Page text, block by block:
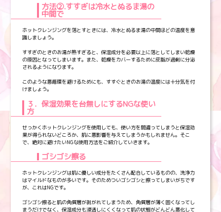
方法②.すすぎは冷水とぬるま湯の
中間で
ホットクレンジングを落とすときには、冷水とぬるま湯の中間ほどの温度を意
識しましょう。
すすぎのときのお湯が熱すぎると、保湿成分を必要以上に落としてしまい乾燥
の原因となってしまいます。また、乾燥をカバーするために皮脂が過剰に分泌
されるようになります。
このような悪循環を避けるためにも、すすぐときのお湯の温度には十分気を付
けましょう。
３．保湿効果を台無しにするNGな使い
方
せっかくホットクレンジングを使用しても、使い方を間違ってしまうと保湿効
果が得られないどころか、肌に悪影響を与えてしまうかもしれません。そこ
で、絶対に避けたいNGな使用方法をご紹介していきます。
ゴシゴシ擦る
ホットクレンジングは肌に優しい成分をたくさん配合しているものの、洗浄力
はマイルドなものが多いです。そのためついゴシゴシと擦ってしまいがちです
が、これはNGです。
ゴシゴシ擦ると肌の角質層が剥がれてしまうため、角質層が薄く固くなってし
まうだけでなく、保湿成分も浸透しにくくなって肌の状態がどんどん悪化して